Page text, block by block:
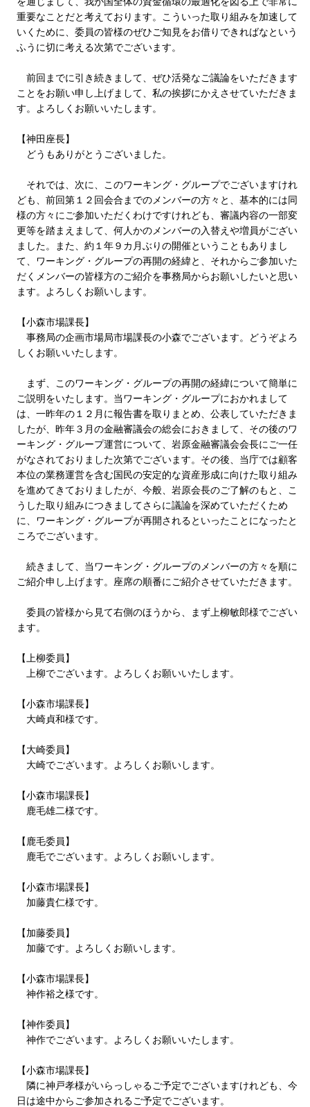
重要なことだと考えております。こういった取り組みを加速して
いくために、委員の皆様のぜひご知見をお借りできればなという
ふうに切に考える次第でございます。
前回までに引き続きまして、ぜひ活発なご議論をいただきます
ことをお願い申し上げまして、私の挨拶にかえさせていただきま
す。よろしくお願いいたします。
【神田座長】
どうもありがとうございました。
それでは、次に、このワーキング・グループでございますけれ
ども、前回第１２回会合までのメンバーの方々と、基本的には同
様の方々にご参加いただくわけですけれども、審議内容の一部変
更等を踏まえまして、何人かのメンバーの入替えや増員がござい
ました。また、約１年９カ月ぶりの開催ということもありまし
て、ワーキング・グループの再開の経緯と、それからご参加いた
だくメンバーの皆様方のご紹介を事務局からお願いしたいと思い
ます。よろしくお願いします。
【小森市場課長】
事務局の企画市場局市場課長の小森でございます。どうぞよろ
しくお願いいたします。
まず、このワーキング・グループの再開の経緯について簡単に
ご説明をいたします。当ワーキング・グループにおかれまして
は、一昨年の１２月に報告書を取りまとめ、公表していただきま
したが、昨年３月の金融審議会の総会におきまして、その後のワ
ーキング・グループ運営について、岩原金融審議会会長にご一任
がなされておりました次第でございます。その後、当庁では顧客
本位の業務運営を含む国民の安定的な資産形成に向けた取り組み
を進めてきておりましたが、今般、岩原会長のご了解のもと、こ
うした取り組みにつきましてさらに議論を深めていただくため
に、ワーキング・グループが再開されるといったことになったと
ころでございます。
続きまして、当ワーキング・グループのメンバーの方々を順に
ご紹介申し上げます。座席の順番にご紹介させていただきます。
委員の皆様から見て右側のほうから、まず上柳敏郎様でござい
ます。
【上柳委員】
上柳でございます。よろしくお願いいたします。
【小森市場課長】
大崎貞和様です。
【大崎委員】
大崎でございます。よろしくお願いします。
【小森市場課長】
鹿毛雄二様です。
【鹿毛委員】
鹿毛でございます。よろしくお願いします。
【小森市場課長】
加藤貴仁様です。
【加藤委員】
加藤です。よろしくお願いします。
【小森市場課長】
神作裕之様です。
【神作委員】
神作でございます。よろしくお願いいたします。
【小森市場課長】
隣に神戸孝様がいらっしゃるご予定でございますけれども、今
日は途中からご参加されるご予定でございます。